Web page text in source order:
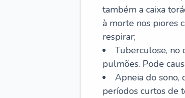
também a caixa
à morte nos piores
respirar;
Tuberculose, no
pulmões. Pode
Apneia do sono,
períodos curtos de